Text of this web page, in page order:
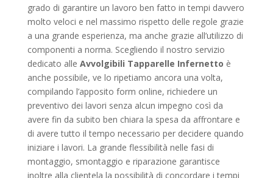
grado di garantire un lavoro ben fatto in tempi davvero
molto veloci e nel massimo rispetto delle regole grazie
a una grande esperienza, ma anche grazie all’utilizzo di
componenti a norma. Scegliendo il nostro servizio
dedicato alle Avvolgibili Tapparelle Infernetto è
anche possibile, ve lo ripetiamo ancora una volta,
compilando l’apposito form online, richiedere un
preventivo dei lavori senza alcun impegno così da
avere fin da subito ben chiara la spesa da affrontare e
di avere tutto il tempo necessario per decidere quando
iniziare i lavori. La grande flessibilità nelle fasi di
montaggio, smontaggio e riparazione garantisce
inoltre alla clientela la possibilità di concordare i tempi